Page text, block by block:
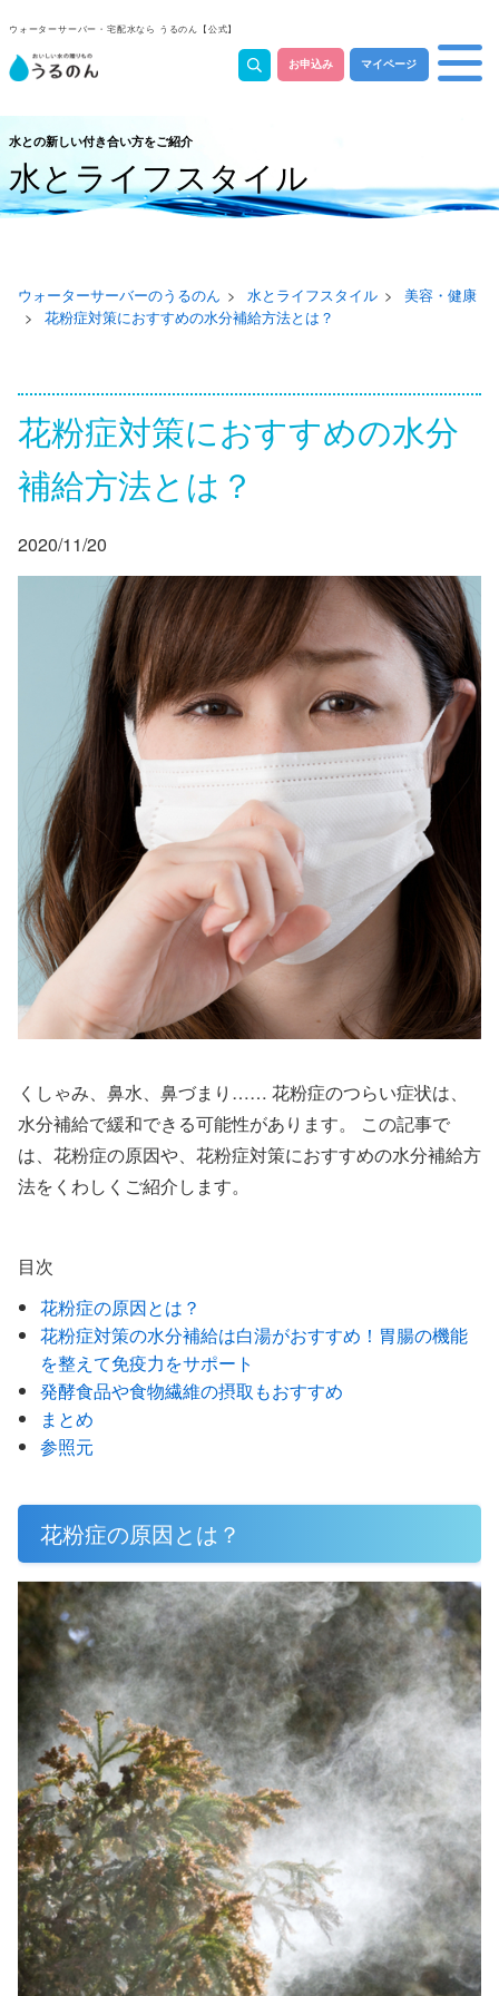
ウォーターサーバー・宅配水なら うるのん【公式】
お申込み マイページ
水との新しい付き合い方をご紹介
水とライフスタイル
ウォーターサーバーのうるのん 水とライフスタイル
美容・健康
花粉症対策におすすめの水分補給方法とは？
花粉症対策におすすめの水分
補給方法とは？
2020/11/20
くしゃみ、鼻水、鼻づまり…… 花粉症のつらい症状は、
水分補給で緩和できる可能性があります。 この記事で
は、花粉症の原因や、花粉症対策におすすめの水分補給方
法をくわしくご紹介します。
目次
花粉症の原因とは？
花粉症対策の水分補給は白湯がおすすめ！胃腸の機能
を整えて免疫力をサポート
発酵食品や食物繊維の摂取もおすすめ
まとめ
参照元
花粉症の原因とは？